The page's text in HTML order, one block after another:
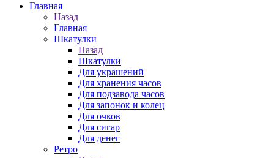
Главная
Назад
Главная
Шкатулки
Назад
Шкатулки
Для украшений
Для хранения часов
Для подзавода часов
Для запонок и колец
Для очков
Для сигар
Для денег
Ретро